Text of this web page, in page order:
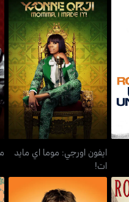
ايفون اورجي: موما اي مايد
ات!
ايفون اورجي: موما اي مايد
ات!